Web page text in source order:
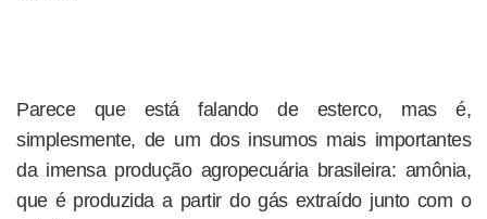
Parece que está falando de esterco, mas é,
simplesmente, de um dos insumos mais importantes
da imensa produção agropecuária brasileira: amônia,
que é produzida a partir do gás extraído junto com o